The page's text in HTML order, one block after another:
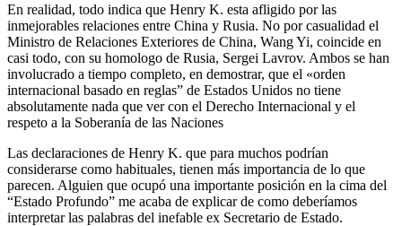
En realidad, todo indica que Henry K. esta afligido por las
inmejorables relaciones entre China y Rusia. No por casualidad el
Ministro de Relaciones Exteriores de China, Wang Yi, coincide en
casi todo, con su homologo de Rusia, Sergei Lavrov. Ambos se han
involucrado a tiempo completo, en demostrar, que el «orden
internacional basado en reglas” de Estados Unidos no tiene
absolutamente nada que ver con el Derecho Internacional y el
respeto a la Soberanía de las Naciones
Las declaraciones de Henry K. que para muchos podrían
considerarse como habituales, tienen más importancia de lo que
parecen. Alguien que ocupó una importante posición en la cima del
“Estado Profundo” me acaba de explicar de como deberíamos
interpretar las palabras del inefable ex Secretario de Estado.